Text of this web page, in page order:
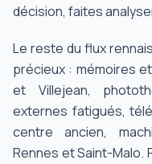
décision, faites
Le reste du flux
précieux : mémoires
et Villejean,
externes fatigués,
centre ancien,
Rennes et Saint-Malo.